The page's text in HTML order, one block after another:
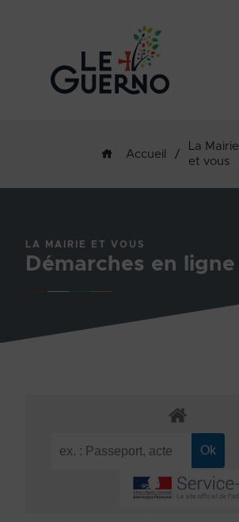
Accueil /
La Mairie
et vous
LA MAIRIE ET VOUS
Démarches en ligne